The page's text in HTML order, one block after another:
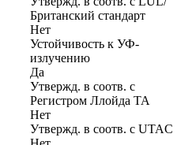
Британский стандарт
Нет
Устойчивость к УФ-
излучению
Да
Утвержд. в соотв. с
Регистром Ллойда TA
Нет
Утвержд. в соотв. с UTAC